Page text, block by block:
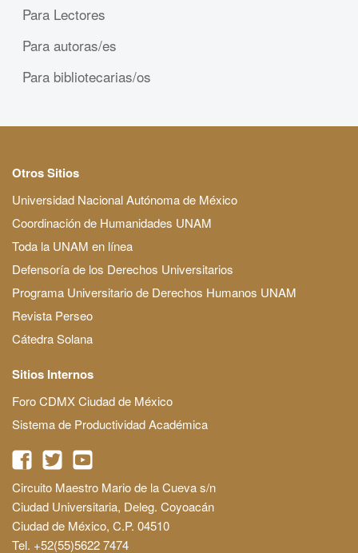
Para Lectores
Para autoras/es
Para bibliotecarias/os
Otros Sitios
Universidad Nacional Autónoma de México
Coordinación de Humanidades UNAM
Toda la UNAM en línea
Defensoría de los Derechos Universitarios
Programa Universitario de Derechos Humanos UNAM
Revista Perseo
Cátedra Solana
Sitios Internos
Foro CDMX Ciudad de México
Sistema de Productividad Académica
Circuito Maestro Mario de la Cueva s/n
Ciudad Universitaria, Deleg. Coyoacán
Ciudad de México, C.P. 04510
Tel. +52(55)5622 7474